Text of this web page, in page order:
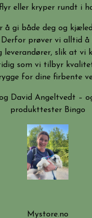
eller kryper rundt i
å gi både deg og
Derfor prøver vi alltid å
leverandører, slik at vi
som vi tilbyr
for dine firbente
David Angeltvedt –
produkttester Bingo
Mystore.no